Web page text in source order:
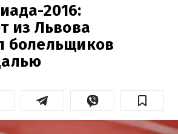
2016:
из Львова
болельщиков